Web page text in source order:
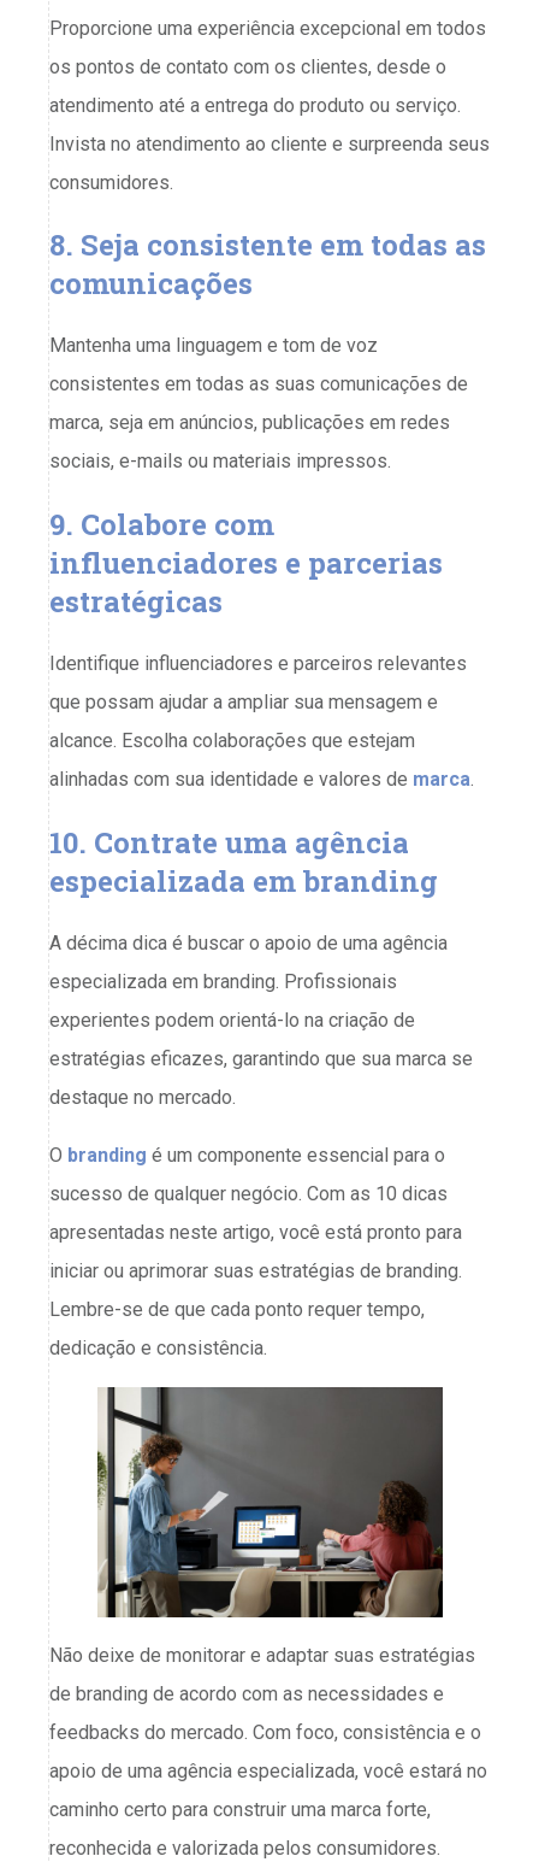
Proporcione uma experiência excepcional em todos
os pontos de contato com os clientes, desde o
atendimento até a entrega do produto ou serviço.
Invista no atendimento ao cliente e surpreenda seus
consumidores.
8. Seja consistente em todas as
comunicações
Mantenha uma linguagem e tom de voz
consistentes em todas as suas comunicações de
marca, seja em anúncios, publicações em redes
sociais, e-mails ou materiais impressos.
9. Colabore com
influenciadores e parcerias
estratégicas
Identifique influenciadores e parceiros relevantes
que possam ajudar a ampliar sua mensagem e
alcance. Escolha colaborações que estejam
alinhadas com sua identidade e valores de marca.
10. Contrate uma agência
especializada em branding
A décima dica é buscar o apoio de uma agência
especializada em branding. Profissionais
experientes podem orientá-lo na criação de
estratégias eficazes, garantindo que sua marca se
destaque no mercado.
O branding é um componente essencial para o
sucesso de qualquer negócio. Com as 10 dicas
apresentadas neste artigo, você está pronto para
iniciar ou aprimorar suas estratégias de branding.
Lembre-se de que cada ponto requer tempo,
dedicação e consistência.
Não deixe de monitorar e adaptar suas estratégias
de branding de acordo com as necessidades e
feedbacks do mercado. Com foco, consistência e o
apoio de uma agência especializada, você estará no
caminho certo para construir uma marca forte,
reconhecida e valorizada pelos consumidores.